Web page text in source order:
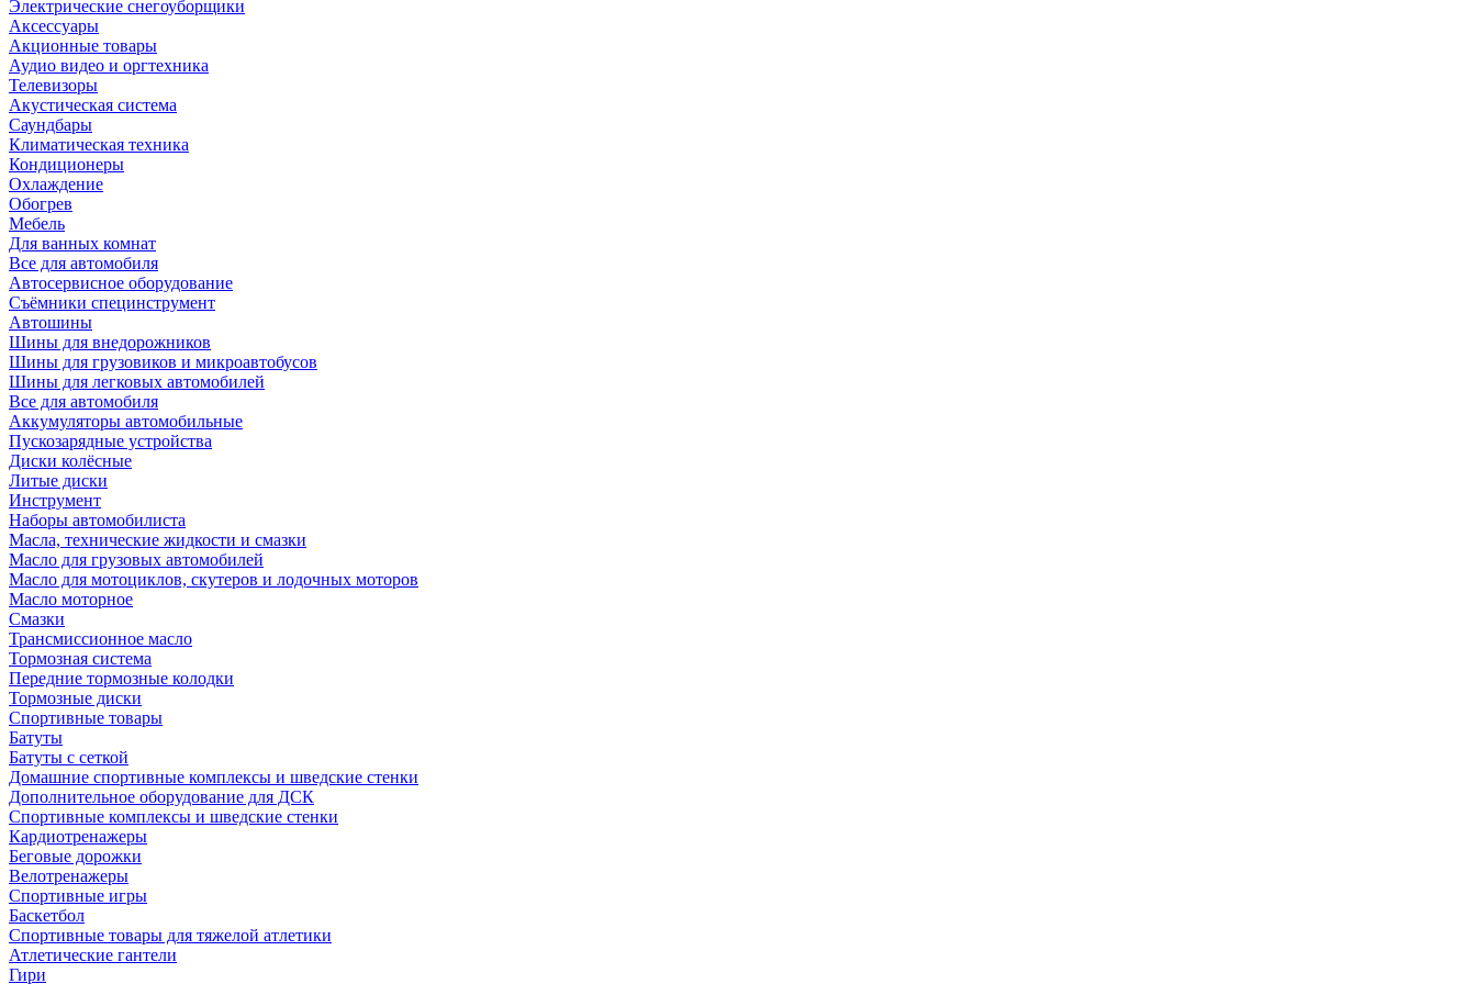
Электрические снегоуборщики
Аксессуары
Акционные товары
Аудио видео и оргтехника
Телевизоры
Акустическая система
Саундбары
Климатическая техника
Кондиционеры
Охлаждение
Обогрев
Мебель
Для ванных комнат
Все для автомобиля
Автосервисное оборудование
Съёмники специнструмент
Автошины
Шины для внедорожников
Шины для грузовиков и микроавтобусов
Шины для легковых автомобилей
Все для автомобиля
Аккумуляторы автомобильные
Пускозарядные устройства
Диски колёсные
Литые диски
Инструмент
Наборы автомобилиста
Масла, технические жидкости и смазки
Масло для грузовых автомобилей
Масло для мотоциклов, скутеров и лодочных моторов
Масло моторное
Смазки
Трансмиссионное масло
Тормозная система
Передние тормозные колодки
Тормозные диски
Спортивные товары
Батуты
Батуты с сеткой
Домашние спортивные комплексы и шведские стенки
Дополнительное оборудование для ДСК
Спортивные комплексы и шведские стенки
Кардиотренажеры
Беговые дорожки
Велотренажеры
Спортивные игры
Баскетбол
Спортивные товары для тяжелой атлетики
Атлетические гантели
Гири